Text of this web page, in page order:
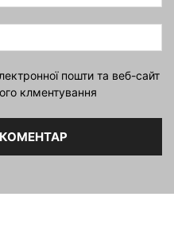
пошти та веб-сайт
клментування